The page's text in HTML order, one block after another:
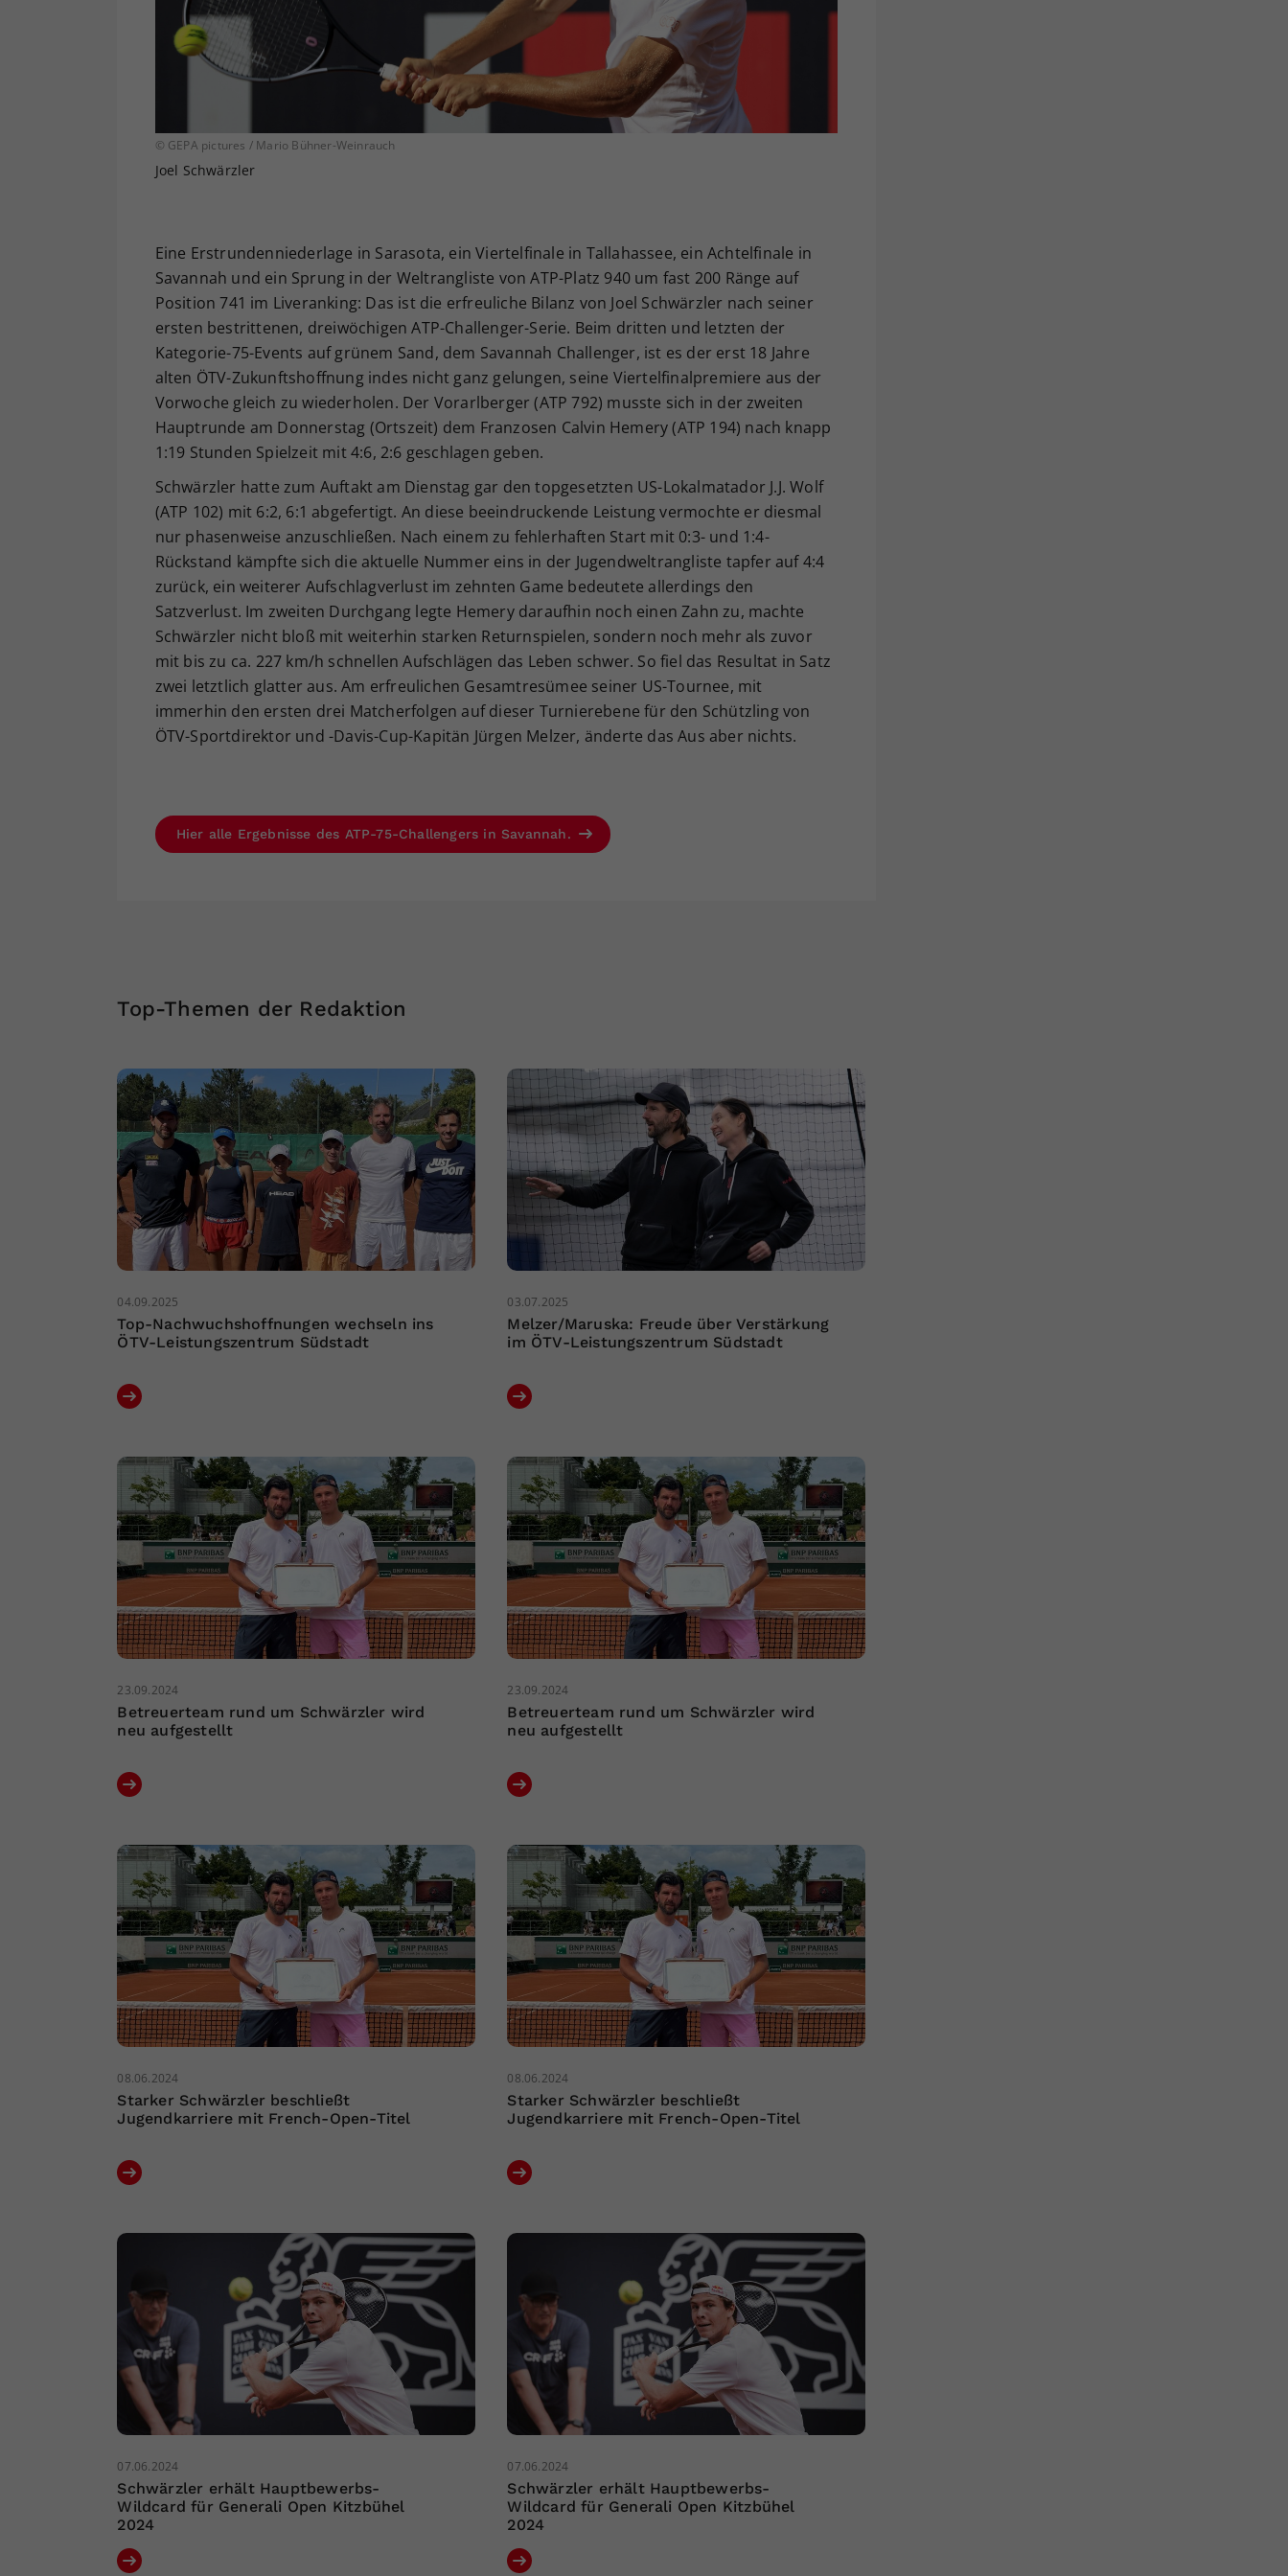
© GEPA pictures / Mario Bühner-Weinrauch
Joel Schwärzler
Eine Erstrundenniederlage in Sarasota, ein Viertelfinale in Tallahassee, ein Achtelfinale in
Savannah und ein Sprung in der Weltrangliste von ATP-Platz 940 um fast 200 Ränge auf
Position 741 im Liveranking: Das ist die erfreuliche Bilanz von Joel Schwärzler nach seiner
ersten bestrittenen, dreiwöchigen ATP-Challenger-Serie. Beim dritten und letzten der
Kategorie-75-Events auf grünem Sand, dem Savannah Challenger, ist es der erst 18 Jahre
alten ÖTV-Zukunftshoffnung indes nicht ganz gelungen, seine Viertelfinalpremiere aus der
Vorwoche gleich zu wiederholen. Der Vorarlberger (ATP 792) musste sich in der zweiten
Hauptrunde am Donnerstag (Ortszeit) dem Franzosen Calvin Hemery (ATP 194) nach knapp
1:19 Stunden Spielzeit mit 4:6, 2:6 geschlagen geben.
Schwärzler hatte zum Auftakt am Dienstag gar den topgesetzten US-Lokalmatador J.J. Wolf
(ATP 102) mit 6:2, 6:1 abgefertigt. An diese beeindruckende Leistung vermochte er diesmal
nur phasenweise anzuschließen. Nach einem zu fehlerhaften Start mit 0:3- und 1:4-
Rückstand kämpfte sich die aktuelle Nummer eins in der Jugendweltrangliste tapfer auf 4:4
zurück, ein weiterer Aufschlagverlust im zehnten Game bedeutete allerdings den
Satzverlust. Im zweiten Durchgang legte Hemery daraufhin noch einen Zahn zu, machte
Schwärzler nicht bloß mit weiterhin starken Returnspielen, sondern noch mehr als zuvor
mit bis zu ca. 227 km/h schnellen Aufschlägen das Leben schwer. So fiel das Resultat in Satz
zwei letztlich glatter aus. Am erfreulichen Gesamtresümee seiner US-Tournee, mit
immerhin den ersten drei Matcherfolgen auf dieser Turnierebene für den Schützling von
ÖTV-Sportdirektor und -Davis-Cup-Kapitän Jürgen Melzer, änderte das Aus aber nichts.
Hier alle Ergebnisse des ATP-75-Challengers in Savannah.
Top-Themen der Redaktion
04.09.2025
Top-Nachwuchshoffnungen wechseln ins
ÖTV-Leistungszentrum Südstadt
03.07.2025
Melzer/Maruska: Freude über Verstärkung
im ÖTV-Leistungszentrum Südstadt
23.09.2024
Betreuerteam rund um Schwärzler wird
neu aufgestellt
23.09.2024
Betreuerteam rund um Schwärzler wird
neu aufgestellt
08.06.2024
Starker Schwärzler beschließt
Jugendkarriere mit French-Open-Titel
08.06.2024
Starker Schwärzler beschließt
Jugendkarriere mit French-Open-Titel
07.06.2024
Schwärzler erhält Hauptbewerbs-
Wildcard für Generali Open Kitzbühel
2024
07.06.2024
Schwärzler erhält Hauptbewerbs-
Wildcard für Generali Open Kitzbühel
2024
Ihrer vorgenommen Einstellungen, falls der
Webseiten-Betreiber dies eingestellt hat.